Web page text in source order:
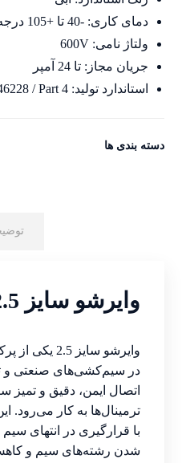
دمای کاری: -40 تا +105 درجه سانتی‌گراد
ولتاژ نامی: 600V
جریان مجاز: تا 24 آمپر
استاندارد تولید: DIN 46228 / Part 4
دسته بندی ها
وایرشو سایز 2.5
وایرشو سایز
در سیم‌کشی‌های صنعتی و
اتصال ایمن، دقیق و تمیز
ترمینال‌ها به کار می‌رود.
با قرارگیری در انتهای
شدن رشته‌های سیم و